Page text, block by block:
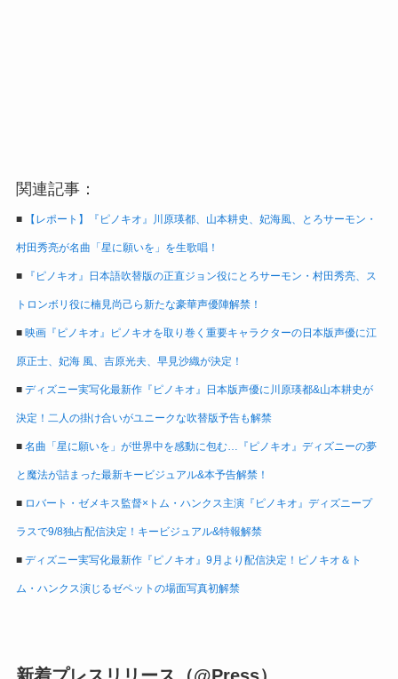
関連記事：
■ 【レポート】『ピノキオ』川原瑛都、山本耕史、妃海風、とろサーモン・
村田秀亮が名曲「星に願いを」を生歌唱！
■ 『ピノキオ』日本語吹替版の正直ジョン役にとろサーモン・村田秀亮、ス
トロンボリ役に楠見尚己ら新たな豪華声優陣解禁！
■ 映画『ピノキオ』ピノキオを取り巻く重要キャラクターの日本版声優に江
原正士、妃海 風、吉原光夫、早見沙織が決定！
■ ディズニー実写化最新作『ピノキオ』日本版声優に川原瑛都&山本耕史が
決定！二人の掛け合いがユニークな吹替版予告も解禁
■ 名曲「星に願いを」が世界中を感動に包む…『ピノキオ』ディズニーの夢
と魔法が詰まった最新キービジュアル&本予告解禁！
■ ロバート・ゼメキス監督×トム・ハンクス主演『ピノキオ』ディズニープ
ラスで9/8独占配信決定！キービジュアル&特報解禁
■ ディズニー実写化最新作『ピノキオ』9月より配信決定！ピノキオ＆ト
ム・ハンクス演じるゼペットの場面写真初解禁